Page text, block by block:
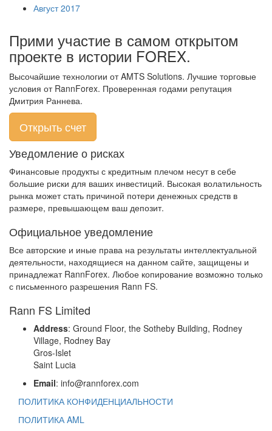
Август 2017
Прими участие в самом открытом
проекте в истории FOREX.
Высочайшие технологии от AMTS Solutions. Лучшие торговые
условия от RannForex. Проверенная годами репутация
Дмитрия Раннева.
Открыть счет
Уведомление о рисках
Финансовые продукты с кредитным плечом несут в себе
большие риски для ваших инвестиций. Высокая волатильность
рынка может стать причиной потери денежных средств в
размере, превышающем ваш депозит.
Официальное уведомление
Все авторские и иные права на результаты интеллектуальной
деятельности, находящиеся на данном сайте, защищены и
принадлежат RannForex. Любое копирование возможно только
с письменного разрешения Rann FS.
Rann FS Limited
Address: Ground Floor, the Sotheby Building, Rodney
Village, Rodney Bay
Gros-Islet
Saint Lucia
Email: info@rannforex.com
ПОЛИТИКА КОНФИДЕНЦИАЛЬНОСТИ
ПОЛИТИКА AML